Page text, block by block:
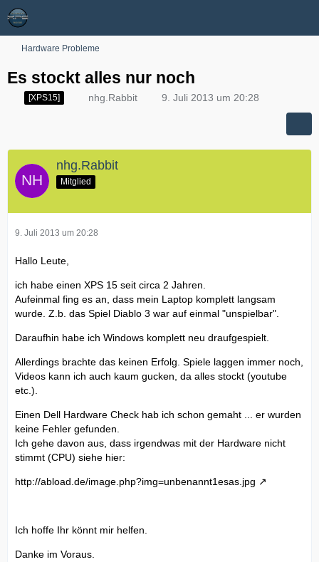
Hardware Probleme
Es stockt alles nur noch
[XPS15] nhg.Rabbit 9. Juli 2013 um 20:28
nhg.Rabbit
Mitglied
9. Juli 2013 um 20:28
Hallo Leute,
ich habe einen XPS 15 seit circa 2 Jahren.
Aufeinmal fing es an, dass mein Laptop komplett langsam
wurde. Z.b. das Spiel Diablo 3 war auf einmal "unspielbar".
Daraufhin habe ich Windows komplett neu draufgespielt.
Allerdings brachte das keinen Erfolg. Spiele laggen immer noch,
Videos kann ich auch kaum gucken, da alles stockt (youtube
etc.).
Einen Dell Hardware Check hab ich schon gemaht ... er wurden
keine Fehler gefunden.
Ich gehe davon aus, dass irgendwas mit der Hardware nicht
stimmt (CPU) siehe hier:
http://abload.de/image.php?img=unbenannt1esas.jpg
Ich hoffe Ihr könnt mir helfen.
Danke im Voraus.